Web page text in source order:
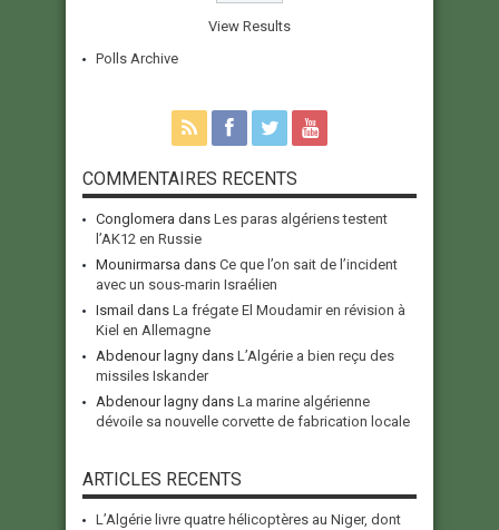
View Results
Polls Archive
COMMENTAIRES RECENTS
Conglomera dans Les paras algériens testent
l’AK12 en Russie
Mounirmarsa dans Ce que l’on sait de l’incident
avec un sous-marin Israélien
Ismail dans La frégate El Moudamir en révision à
Kiel en Allemagne
Abdenour lagny dans L’Algérie a bien reçu des
missiles Iskander
Abdenour lagny dans La marine algérienne
dévoile sa nouvelle corvette de fabrication locale
ARTICLES RECENTS
L’Algérie livre quatre hélicoptères au Niger, dont